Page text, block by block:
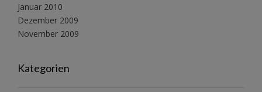
Januar 2010
Dezember 2009
November 2009
Kategorien